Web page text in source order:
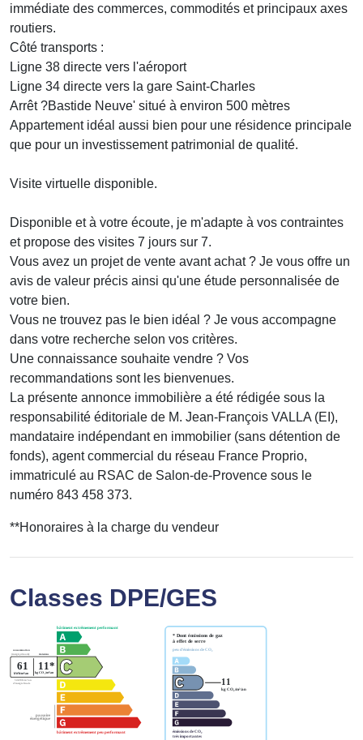
immédiate des commerces, commodités et principaux axes
routiers.
Côté transports :
Ligne 38 directe vers l'aéroport
Ligne 34 directe vers la gare Saint-Charles
Arrêt ?Bastide Neuve' situé à environ 500 mètres
Appartement idéal aussi bien pour une résidence principale
que pour un investissement patrimonial de qualité.
Visite virtuelle disponible.
Disponible et à votre écoute, je m'adapte à vos contraintes
et propose des visites 7 jours sur 7.
Vous avez un projet de vente avant achat ? Je vous offre un
avis de valeur précis ainsi qu'une étude personnalisée de
votre bien.
Vous ne trouvez pas le bien idéal ? Je vous accompagne
dans votre recherche selon vos critères.
Une connaissance souhaite vendre ? Vos
recommandations sont les bienvenues.
La présente annonce immobilière a été rédigée sous la
responsabilité éditoriale de M. Jean-François VALLA (EI),
mandataire indépendant en immobilier (sans détention de
fonds), agent commercial du réseau France Proprio,
immatriculé au RSAC de Salon-de-Provence sous le
numéro 843 458 373.
**Honoraires à la charge du vendeur
Classes DPE/GES